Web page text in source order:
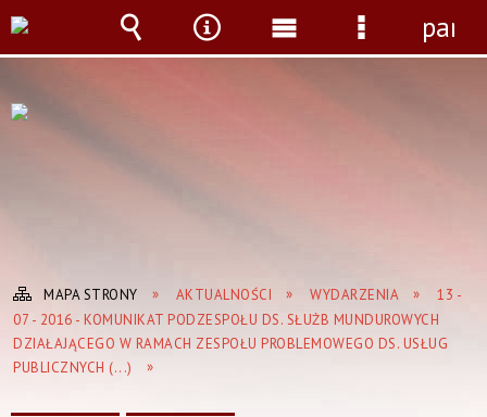
MAPA STRONY AKTUALNOŚCI WYDARZENIA
13 -
07 - 2016 - KOMUNIKAT PODZESPOŁU DS. SŁUŻB MUNDUROWYCH
DZIAŁAJĄCEGO W RAMACH ZESPOŁU PROBLEMOWEGO DS. USŁUG
PUBLICZNYCH (...)
Wyszukiwarka
Narzędzia
Menu
główne
Menu
panel